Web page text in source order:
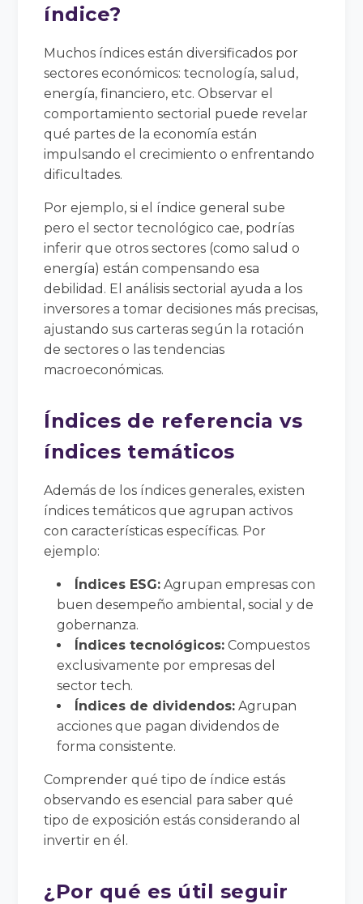
índice?
Muchos índices están diversificados por
sectores económicos: tecnología, salud,
energía, financiero, etc. Observar el
comportamiento sectorial puede revelar
qué partes de la economía están
impulsando el crecimiento o enfrentando
dificultades.
Por ejemplo, si el índice general sube
pero el sector tecnológico cae, podrías
inferir que otros sectores (como salud o
energía) están compensando esa
debilidad. El análisis sectorial ayuda a los
inversores a tomar decisiones más precisas,
ajustando sus carteras según la rotación
de sectores o las tendencias
macroeconómicas.
Índices de referencia vs
índices temáticos
Además de los índices generales, existen
índices temáticos que agrupan activos
con características específicas. Por
ejemplo:
Índices ESG: Agrupan empresas con
buen desempeño ambiental, social y de
gobernanza.
Índices tecnológicos: Compuestos
exclusivamente por empresas del
sector tech.
Índices de dividendos: Agrupan
acciones que pagan dividendos de
forma consistente.
Comprender qué tipo de índice estás
observando es esencial para saber qué
tipo de exposición estás considerando al
invertir en él.
¿Por qué es útil seguir